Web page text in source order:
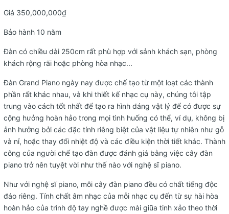
Giá 350,000,000₫
Bảo hành 10 năm
Đàn có chiều dài 250cm rất phù hợp với sảnh khách sạn, phòng
khách rộng rãi hoặc phòng hòa nhạc...
Đàn Grand Piano ngày nay được chế tạo từ một loạt các thành
phần rất khác nhau, và khi thiết kế nhạc cụ này, chúng tôi tập
trung vào cách tốt nhất để tạo ra hình dáng vật lý để có được sự
cộng hưởng hoàn hảo trong mọi tình huống có thể, ví dụ, không bị
ảnh hưởng bởi các đặc tính riêng biệt của vật liệu tự nhiên như gỗ
và nỉ, hoặc thay đổi nhiệt độ và các điều kiện thời tiết khác. Thành
công của người chế tạo đàn được đánh giá bằng việc cây đàn
piano trở nên tuyệt vời như thế nào với nghệ sĩ piano.
Như với nghệ sĩ piano, mỗi cây đàn piano đều có chất tiếng độc
đáo riêng. Tính chất âm nhạc của mỗi nhạc cụ đến từ sự hài hòa
hoàn hảo của trình độ tay nghề được mài giũa tinh xảo theo thời